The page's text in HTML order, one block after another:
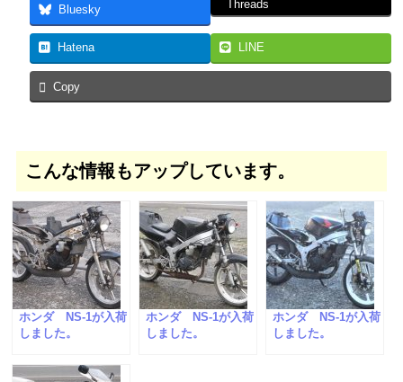
Bluesky Threads
Hatena LINE
Copy
こんな情報もアップしています。
ホンダ NS-1が入荷
しました。
ホンダ NS-1が入荷
しました。
ホンダ NS-1が入荷
しました。